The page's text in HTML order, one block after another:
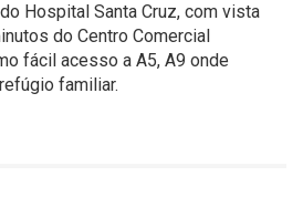
Hospital Santa Cruz, com vista
do Centro Comercial
fácil acesso a A5, A9 onde
familiar.